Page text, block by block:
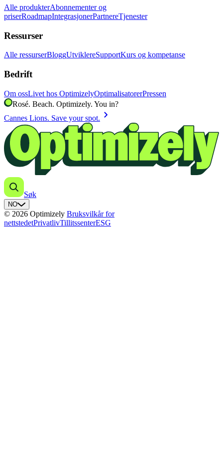
Alle produkterAbonnementer og
priserRoadmapIntegrasjonerPartnereTjenester
Ressurser
Alle ressurserBloggUtviklereSupportKurs og kompetanse
Bedrift
Om ossLivet hos OptimizelyOptimalisatorerPressen
Rosé. Beach. Optimizely. You in?
Cannes Lions. Save your spot. chevron_right
Søk
NO
© 2026 Optimizely Bruksvilkår for
nettstedetPrivatlivTillitssenterESG